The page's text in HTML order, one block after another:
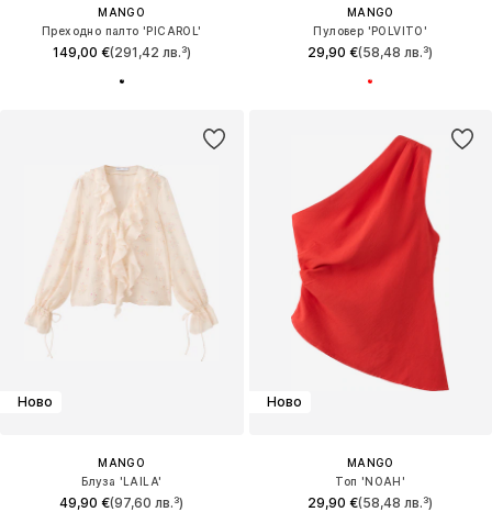
MANGO
Преходно палто 'PICAROL'
149,00 €(291,42 лв.³)
MANGO
Пуловер 'POLVITO'
29,90 €(58,48 лв.³)
Ново
MANGO
Блуза 'LAILA'
49,90 €(97,60 лв.³)
Ново
MANGO
Топ 'NOAH'
29,90 €(58,48 лв.³)